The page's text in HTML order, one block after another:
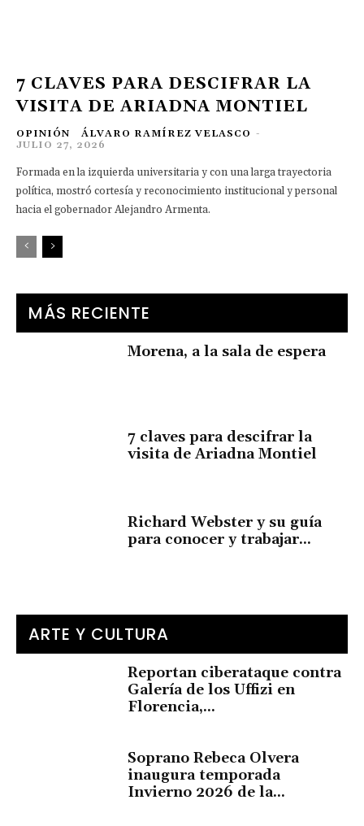
7 CLAVES PARA DESCIFRAR LA
VISITA DE ARIADNA MONTIEL
OPINIÓN ÁLVARO RAMÍREZ VELASCO -
JULIO 27, 2026
Formada en la izquierda universitaria y con una larga trayectoria
política, mostró cortesía y reconocimiento institucional y personal
hacia el gobernador Alejandro Armenta.
MÁS RECIENTE
Morena, a la sala de espera
7 claves para descifrar la
visita de Ariadna Montiel
Richard Webster y su guía
para conocer y trabajar...
ARTE Y CULTURA
Reportan ciberataque contra
Galería de los Uffizi en
Florencia,...
Soprano Rebeca Olvera
inaugura temporada
Invierno 2026 de la...